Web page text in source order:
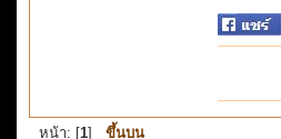
หน้า: [1] ขึ้นบน